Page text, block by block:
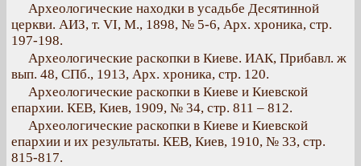
Археологические находки в усадьбе Десятинной
церкви. АИЗ, т. VI, М., 1898, № 5-6, Арх. хроника, стр.
197-198.
Археологические раскопки в Киеве. ИАК, Прибавл. ж
вып. 48, СПб., 1913, Арх. хроника, стр. 120.
Археологические раскопки в Киеве и Киевской
епархии. КЕВ, Киев, 1909, № 34, стр. 811 – 812.
Археологические раскопки в Киеве и Киевской
епархии и их результаты. КЕВ, Киев, 1910, № 33, стр.
815-817.